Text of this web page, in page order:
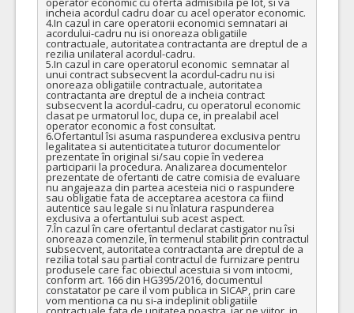
incheia acordul cadru doar cu acel operator economic.
4.In cazul in care operatorii economici semnatari ai
acordului-cadru nu isi onoreaza obligatiile
contractuale, autoritatea contractanta are dreptul de a
rezilia unilateral acordul-cadru.
5.In cazul in care operatorul economic  semnatar al
unui contract subsecvent la acordul-cadru nu isi
onoreaza obligatiile contractuale, autoritatea
contractanta are dreptul de a incheia contract
subsecvent la acordul-cadru, cu operatorul economic
clasat pe urmatorul loc, dupa ce, in prealabil acel
operator economic a fost consultat.
6.Ofertantul îsi asuma raspunderea exclusiva pentru
legalitatea si autenticitatea tuturor documentelor
prezentate în original si/sau copie în vederea
participarii la procedura. Analizarea documentelor
prezentate de ofertanti de catre comisia de evaluare
nu angajeaza din partea acesteia nici o raspundere
sau obligatie fata de acceptarea acestora ca fiind
autentice sau legale si nu înlatura raspunderea
exclusiva a ofertantului sub acest aspect.
7.În cazul în care ofertantul declarat castigator nu îsi
onoreaza comenzile, în termenul stabilit prin contractul
subsecvent, autoritatea contractanta are dreptul de a
rezilia total sau partial contractul de furnizare pentru
produsele care fac obiectul acestuia si vom intocmi,
conform art. 166 din HG395/2016, documentul
constatator pe care il vom publica in SICAP, prin care
vom mentiona ca nu si-a indeplinit obligatiile